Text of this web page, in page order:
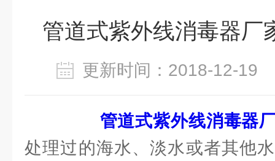
管道式紫外线消毒器厂
更新时间：2018-12-
管道式紫外线消毒器
处理过的海水、淡水或者其他